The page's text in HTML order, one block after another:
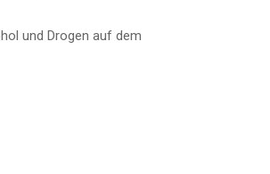
und Drogen auf dem